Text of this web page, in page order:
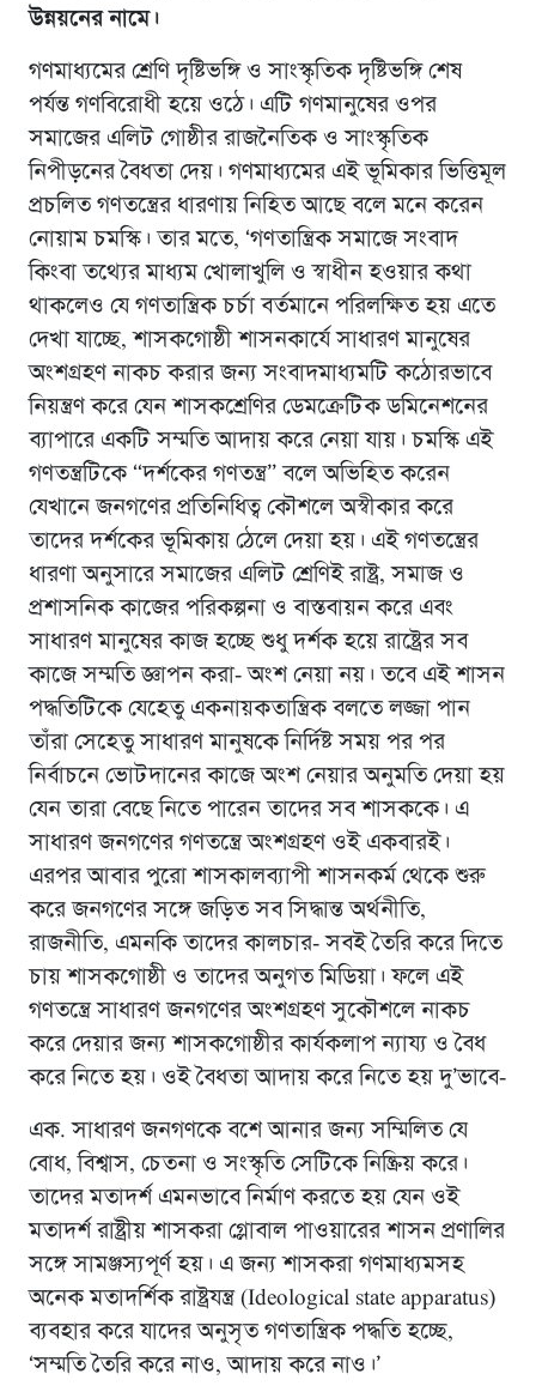
উন্নয়নের নামে।
গণমাধ্যমের শ্রেণি দৃষ্টিভঙ্গি ও সাংস্কৃতিক দৃষ্টিভঙ্গি শেষ
পর্যন্ত গণবিরোধী হয়ে ওঠে। এটি গণমানুষের ওপর
সমাজের এলিট গোষ্ঠীর রাজনৈতিক ও সাংস্কৃতিক
নিপীড়নের বৈধতা দেয়। গণমাধ্যমের এই ভূমিকার ভিত্তিমূল
প্রচলিত গণতন্ত্রের ধারণায় নিহিত আছে বলে মনে করেন
নোয়াম চমস্কি। তার মতে, ‘গণতান্ত্রিক সমাজে সংবাদ
কিংবা তথ্যের মাধ্যম খোলাখুলি ও স্বাধীন হওয়ার কথা
থাকলেও যে গণতান্ত্রিক চর্চা বর্তমানে পরিলক্ষিত হয় এতে
দেখা যাচ্ছে, শাসকগোষ্ঠী শাসনকার্যে সাধারণ মানুষের
অংশগ্রহণ নাকচ করার জন্য সংবাদমাধ্যমটি কঠোরভাবে
নিয়ন্ত্রণ করে যেন শাসকশ্রেণির ডেমক্রেটিক ডমিনেশনের
ব্যাপারে একটি সম্মতি আদায় করে নেয়া যায়। চমস্কি এই
গণতন্ত্রটিকে “দর্শকের গণতন্ত্র” বলে অভিহিত করেন
যেখানে জনগণের প্রতিনিধিত্ব কৌশলে অস্বীকার করে
তাদের দর্শকের ভূমিকায় ঠেলে দেয়া হয়। এই গণতন্ত্রের
ধারণা অনুসারে সমাজের এলিট শ্রেণিই রাষ্ট্র, সমাজ ও
প্রশাসনিক কাজের পরিকল্পনা ও বাস্তবায়ন করে এবং
সাধারণ মানুষের কাজ হচ্ছে শুধু দর্শক হয়ে রাষ্ট্রের সব
কাজে সম্মতি জ্ঞাপন করা- অংশ নেয়া নয়। তবে এই শাসন
পদ্ধতিটিকে যেহেতু একনায়কতান্ত্রিক বলতে লজ্জা পান
তাঁরা সেহেতু সাধারণ মানুষকে নির্দিষ্ট সময় পর পর
নির্বাচনে ভোটদানের কাজে অংশ নেয়ার অনুমতি দেয়া হয়
যেন তারা বেছে নিতে পারেন তাদের সব শাসককে। এ
সাধারণ জনগণের গণতন্ত্রে অংশগ্রহণ ওই একবারই।
এরপর আবার পুরো শাসকালব্যাপী শাসনকর্ম থেকে শুরু
করে জনগণের সঙ্গে জড়িত সব সিদ্ধান্ত অর্থনীতি,
রাজনীতি, এমনকি তাদের কালচার- সবই তৈরি করে দিতে
চায় শাসকগোষ্ঠী ও তাদের অনুগত মিডিয়া। ফলে এই
গণতন্ত্রে সাধারণ জনগণের অংশগ্রহণ সুকৌশলে নাকচ
করে দেয়ার জন্য শাসকগোষ্ঠীর কার্যকলাপ ন্যায্য ও বৈধ
করে নিতে হয়। ওই বৈধতা আদায় করে নিতে হয় দু’ভাবে-
এক. সাধারণ জনগণকে বশে আনার জন্য সম্মিলিত যে
বোধ, বিশ্বাস, চেতনা ও সংস্কৃতি সেটিকে নিষ্ক্রিয় করে।
তাদের মতাদর্শ এমনভাবে নির্মাণ করতে হয় যেন ওই
মতাদর্শ রাষ্ট্রীয় শাসকরা গ্লোবাল পাওয়ারের শাসন প্রণালির
সঙ্গে সামঞ্জস্যপূর্ণ হয়। এ জন্য শাসকরা গণমাধ্যমসহ
অনেক মতাদর্শিক রাষ্ট্রযন্ত্র (Ideological state apparatus)
ব্যবহার করে যাদের অনুসৃত গণতান্ত্রিক পদ্ধতি হচ্ছে,
‘সম্মতি তৈরি করে নাও, আদায় করে নাও।’